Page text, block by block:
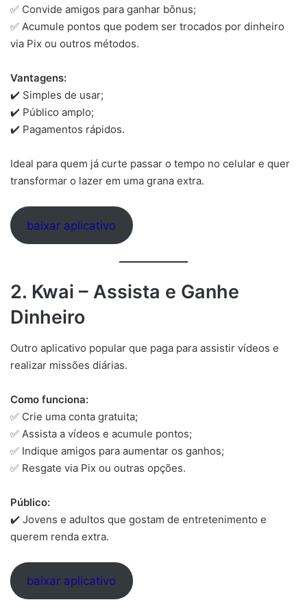
✅ Convide amigos para ganhar bônus;
✅ Acumule pontos que podem ser trocados por dinheiro
via Pix ou outros métodos.
Vantagens:
✔️ Simples de usar;
✔️ Público amplo;
✔️ Pagamentos rápidos.
Ideal para quem já curte passar o tempo no celular e quer
transformar o lazer em uma grana extra.
baixar aplicativo
2. Kwai – Assista e Ganhe
Dinheiro
Outro aplicativo popular que paga para assistir vídeos e
realizar missões diárias.
Como funciona:
✅ Crie uma conta gratuita;
✅ Assista a vídeos e acumule pontos;
✅ Indique amigos para aumentar os ganhos;
✅ Resgate via Pix ou outras opções.
Público:
✔️ Jovens e adultos que gostam de entretenimento e
querem renda extra.
baixar aplicativo